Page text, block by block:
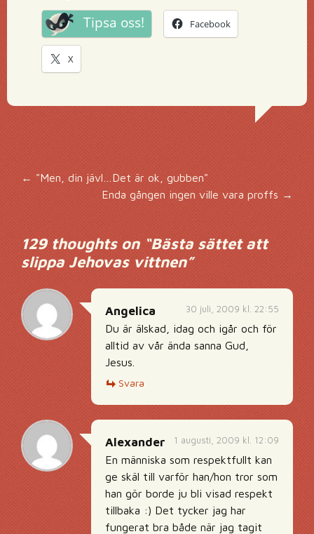
Tipsa oss! Facebook
X
Inläggsnavigering
←"Men, din jävl…Det är ok, gubben"
Enda gången ingen ville vara proffs→
129 thoughts on “Bästa sättet att
slippa Jehovas vittnen”
30 juli, 2009 kl. 22:55
Angelica
Du är älskad, idag och igår och för
alltid av vår ända sanna Gud,
Jesus.
Svara
1 augusti, 2009 kl. 12:09
Alexander
En människa som respektfullt kan
ge skäl till varför han/hon tror som
han gör borde ju bli visad respekt
tillbaka :) Det tycker jag har
fungerat bra både när jag tagit